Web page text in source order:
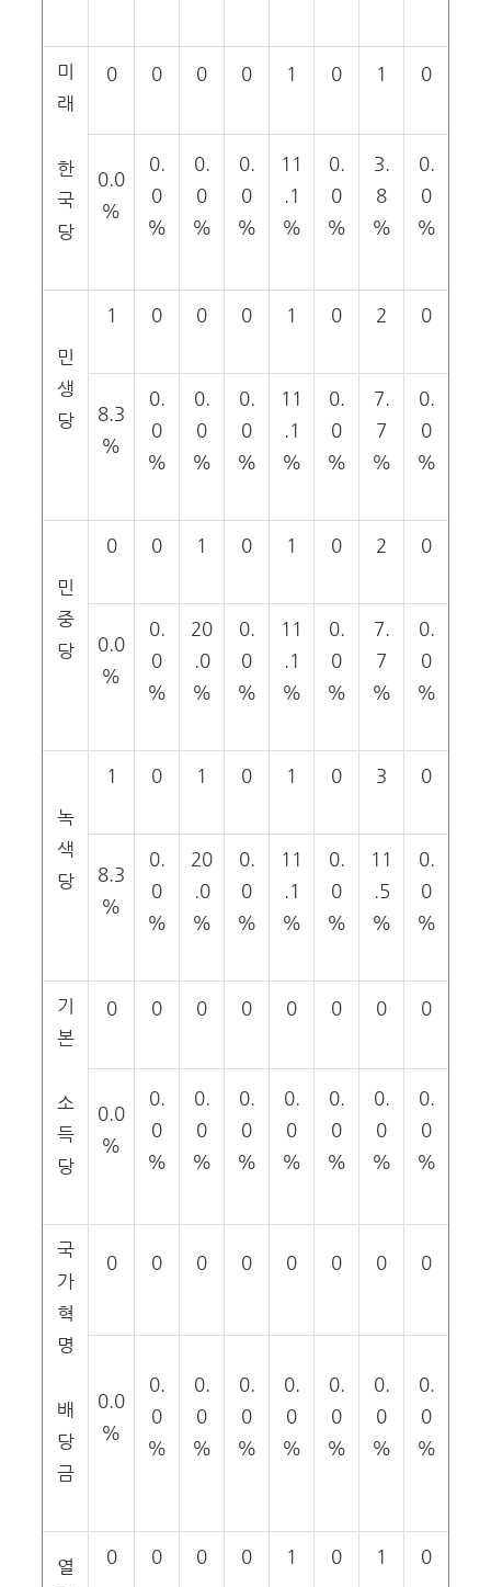
미
래
한
국
당
0 0 0 0 1 0 1 0
0.0
%
0.
0
%
0.
0
%
0.
0
%
11
.1
%
0.
0
%
3.
8
%
0.
0
%
민
생
당
1 0 0 0 1 0 2 0
8.3
%
0.
0
%
0.
0
%
0.
0
%
11
.1
%
0.
0
%
7.
7
%
0.
0
%
민
중
당
0 0 1 0 1 0 2 0
0.0
%
0.
0
%
20
.0
%
0.
0
%
11
.1
%
0.
0
%
7.
7
%
0.
0
%
녹
색
당
1 0 1 0 1 0 3 0
8.3
%
0.
0
%
20
.0
%
0.
0
%
11
.1
%
0.
0
%
11
.5
%
0.
0
%
기
본
소
득
당
0 0 0 0 0 0 0 0
0.0
%
0.
0
%
0.
0
%
0.
0
%
0.
0
%
0.
0
%
0.
0
%
0.
0
%
국
가
혁
명
배
당
금
0 0 0 0 0 0 0 0
0.0
%
0.
0
%
0.
0
%
0.
0
%
0.
0
%
0.
0
%
0.
0
%
0.
0
%
열
0 0 0 0 1 0 1 0